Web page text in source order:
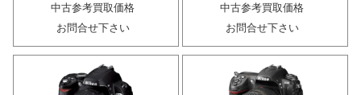
中古参考買取価格
お問合せ下さい
中古参考買取価格
お問合せ下さい